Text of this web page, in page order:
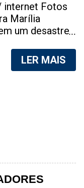
internet Fotos
Marília
um desastre
A
do corpo de
Cada foto, no
reais). A
LER MAIS